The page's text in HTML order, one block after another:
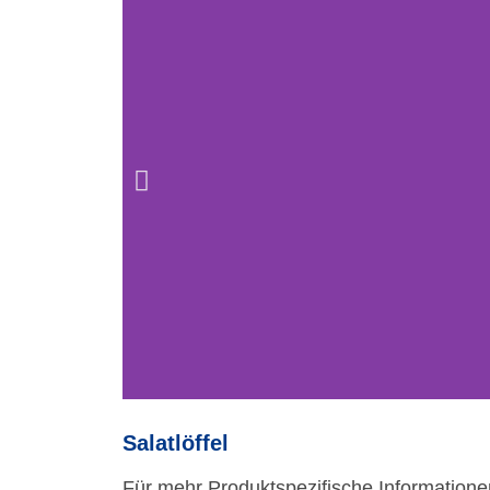
Salatlöffel